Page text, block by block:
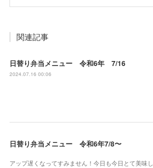
関連記事
日替り弁当メニュー 令和6年 7/16
2024.07.16 00:06
日替り弁当メニュー 令和6年7/8〜
アップ遅くなってすみません！今日も今日とて美味し